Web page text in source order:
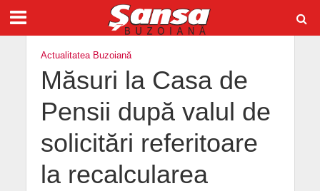
Actualitatea Buzoiană
Măsuri la Casa de
Pensii după valul de
solicitări referitoare
la recalcularea